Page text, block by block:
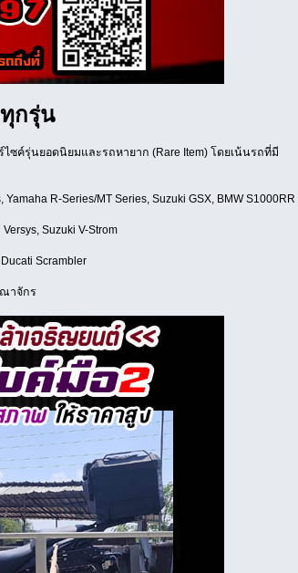
กรุ่น
ซค์รุ่นยอดนิยมและรถหายาก (Rare Item) โดยเน้นรถที่มี
R-Series/MT Series, Suzuki GSX, BMW S1000RR
Suzuki V-Strom
Scrambler
าจักร